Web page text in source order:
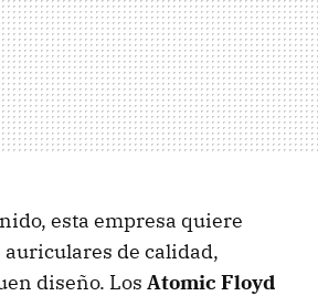
esta empresa quiere
de calidad,
diseño. Los Atomic Floyd